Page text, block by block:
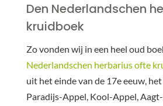
Den Nederlandschen
kruidboek
Zo vonden wij in een heel oud
Nederlandschen herbarius ofte
uit het einde van de 17e eeuw,
Paradijs-Appel, Kool-Appel,